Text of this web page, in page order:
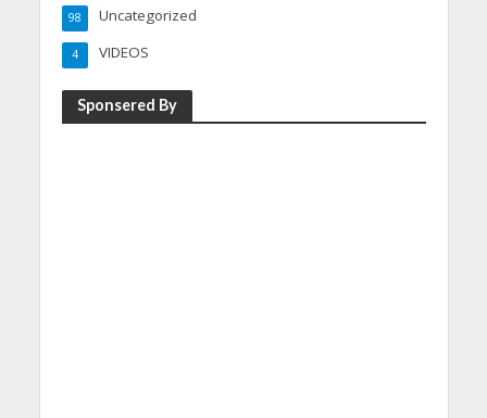
Uncategorized
98
VIDEOS
4
Sponsered By